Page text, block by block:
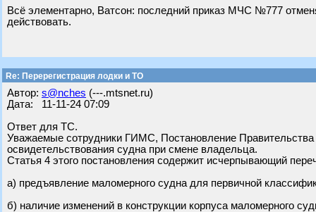
Всё элементарно, Ватсон: последний приказ МЧС №777
действовать.
Re: Перерегистрация лодки и ТО
Автор: s@nches (---.mtsnet.ru)
Дата: 11-11-24 07:09
Ответ для ТС.
Уважаемые сотрудники ГИМС, Постановление Правительства
освидетельствования судна при смене владельца.
Статья 4 этого постановления содержит исчерпывающий
а) предъявление маломерного судна для первичной
б) наличие изменений в конструкции корпуса маломерного